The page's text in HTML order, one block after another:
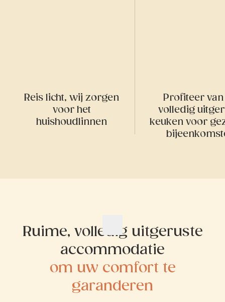
Reis licht, wij zorgen
voor het
huishoudlinnen
Profiteer van
volledig
keuken voor
Ruime, volledig uitgeruste
accommodatie
om uw comfort te
garanderen